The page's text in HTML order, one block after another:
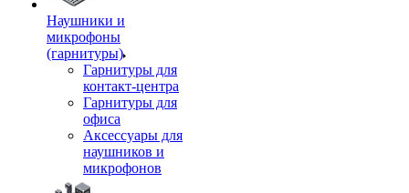
Наушники и
микрофоны
(гарнитуры)
Гарнитуры для
контакт-центра
Гарнитуры для
офиса
Аксессуары для
наушников и
микрофонов